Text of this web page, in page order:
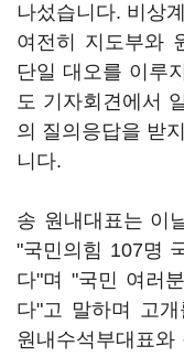
나섰습니다. 비상
여전히 지도부와
단일 대오를 이루
도 기자회견에서
의 질의응답을 받
니다.
송 원내대표는 이
"국민의힘 107명
다"며 "국민 여러
다"고 말하며 고
원내수석부대표와